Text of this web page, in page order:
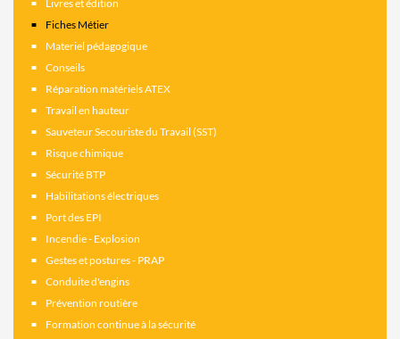
Livres et édition
Fiches Métier
Materiel pédagogique
Conseils
Réparation matériels ATEX
Travail en hauteur
Sauveteur Secouriste du Travail (SST)
Risque chimique
Sécurité BTP
Habilitations électriques
Port des EPI
Incendie - Explosion
Gestes et postures - PRAP
Conduite d'engins
Prévention routière
Formation continue à la sécurité